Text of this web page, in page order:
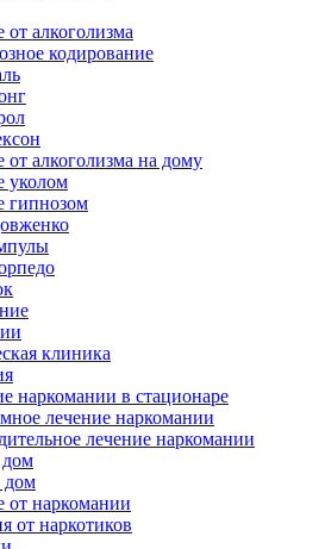
алкоголизма
кодирование
от алкоголизма на дому
уколом
гипнозом
клиника
наркомании в стационаре
лечение наркомании
лечение наркомании
дом
дом
от наркомании
от наркотиков